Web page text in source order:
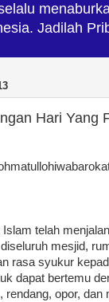
Jadilah
Hari Yang
telah
mesjid,
rasa syukur
dapat bertemu
rendang, opor,